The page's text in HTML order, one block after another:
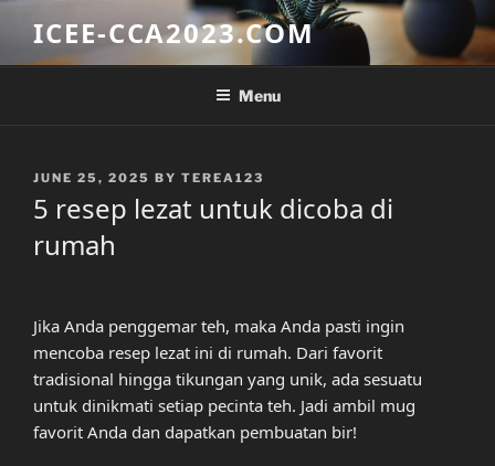
content
ICEE-CCA2023.COM
Menu
POSTED
JUNE 25, 2025 BY TEREA123
5 resep lezat untuk dicoba di
rumah
Jika Anda penggemar teh, maka Anda pasti ingin
mencoba resep lezat ini di rumah. Dari favorit
tradisional hingga tikungan yang unik, ada sesuatu
untuk dinikmati setiap pecinta teh. Jadi ambil mug
favorit Anda dan dapatkan pembuatan bir!